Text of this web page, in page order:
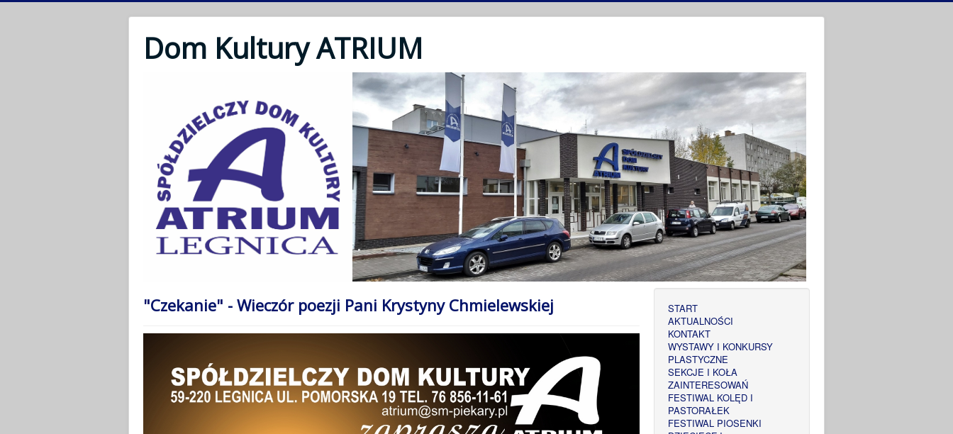
Dom Kultury ATRIUM
"Czekanie" - Wieczór poezji Pani Krystyny Chmielewskiej
START
AKTUALNOŚCI
KONTAKT
WYSTAWY I KONKURSY
PLASTYCZNE
SEKCJE I KOŁA
ZAINTERESOWAŃ
FESTIWAL KOLĘD I
PASTORAŁEK
FESTIWAL PIOSENKI